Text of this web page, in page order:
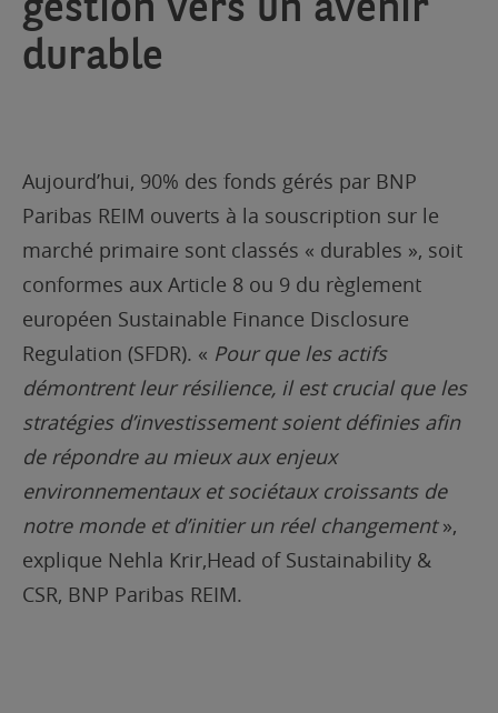
durable
Aujourd’hui, 90% des fonds gérés par BNP
Paribas REIM ouverts à la souscription sur le
marché primaire sont classés « durables », soit
conformes aux Article 8 ou 9 du règlement
européen Sustainable Finance Disclosure
Regulation (SFDR). « Pour que les actifs
démontrent leur résilience, il est crucial que les
stratégies d’investissement soient définies afin
de répondre au mieux aux enjeux
environnementaux et sociétaux croissants de
notre monde et d’initier un réel changement»,
explique Nehla Krir,Head of Sustainability &
CSR, BNP Paribas REIM.